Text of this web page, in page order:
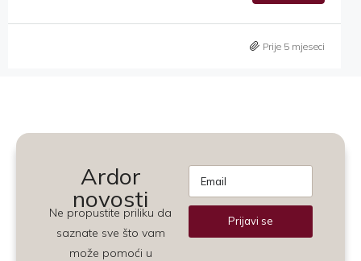
Prije 5 mjeseci
Ardor
novosti
Ne propustite priliku da
saznate sve što vam
može pomoći u
Prijavi se